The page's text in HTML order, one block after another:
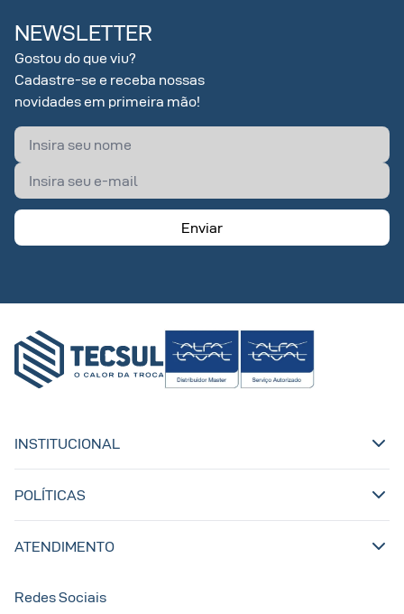
NEWSLETTER
Gostou do que viu?
Cadastre-se e receba nossas
novidades em primeira mão!
Enviar
INSTITUCIONAL
POLÍTICAS
ATENDIMENTO
Redes Sociais